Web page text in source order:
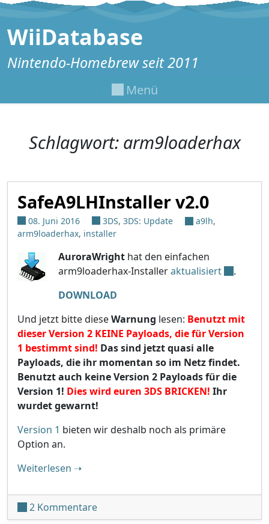
Zum Inhalt springen
WiiDatabase
Nintendo-Homebrew seit 2011
Menü
Schlagwort: arm9loaderhax
SafeA9LHInstaller v2.0
08. Juni 2016 3DS, 3DS: Update a9lh,
arm9loaderhax, installer
AuroraWright hat den einfachen
arm9loaderhax-Installeraktualisiert
.
DOWNLOAD
Und jetzt bitte dieseWarnung lesen: Benutzt mit
dieser Version 2 KEINE Payloads, die für Version
1 bestimmt sind! Das sind jetzt quasi alle
Payloads, die ihr momentan so im Netz findet.
Benutzt auch keine Version 2 Payloads für die
Version 1! Dies wird euren 3DS BRICKEN! Ihr
wurdet gewarnt!
Version 1 bieten wir deshalb noch als primäre
Option an.
Weiterlesen "SafeA9LHInstaller v2.0"
➝
2 Kommentarezu SafeA9LHInstaller v2.0